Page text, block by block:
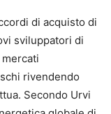
di acquisto di
sviluppatori di
rivendendo
Secondo Urvi